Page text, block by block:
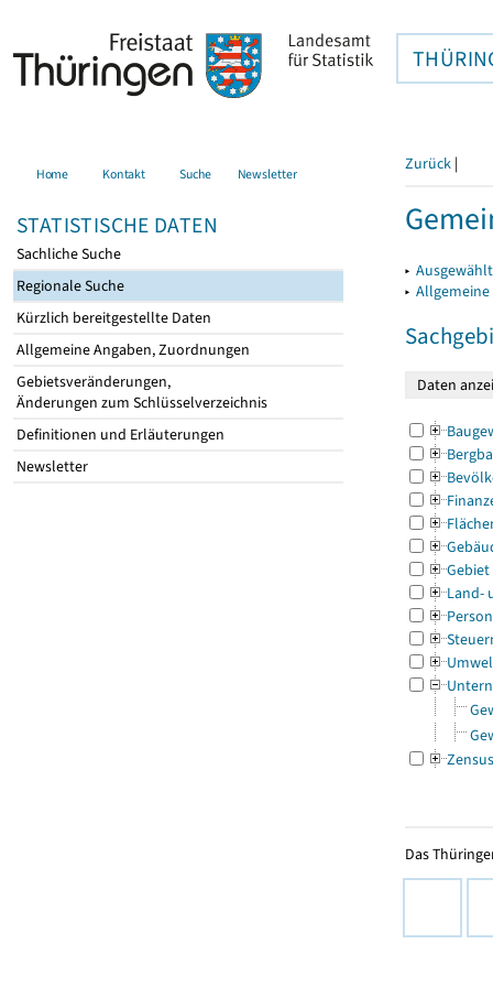
Home Kontakt Suche Newsletter
STATISTISCHE DATEN
Sachliche Suche
Regionale Suche
Kürzlich bereitgestellte Daten
Allgemeine Angaben, Zuordnungen
Gebietsveränderungen,
Änderungen zum Schlüsselverzeichnis
Definitionen und Erläuterungen
Newsletter
Zurück |
▸
▸
Gebiet
Land-
Zensus
Das